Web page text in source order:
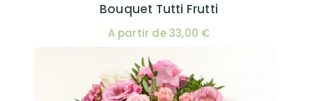
Bouquet Tutti Frutti
A partir de 33,00 €